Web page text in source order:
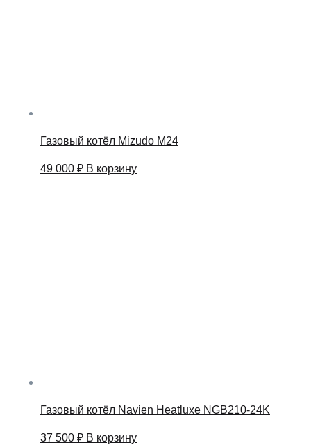
Газовый котёл Mizudo M24
49 000 ₽ В корзину
Газовый котёл Navien Heatluxe NGB210-24K
37 500 ₽ В корзину